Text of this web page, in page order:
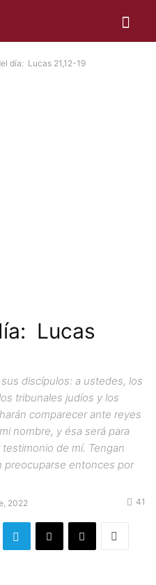
día: Lucas 21,12-19
Lucas
discípulos: a ustedes, los
tribunales judíos y los
comparecer ante reyes
nombre, y ésa será para
de mí. Tengan
preocuparse entonces por
2022 41